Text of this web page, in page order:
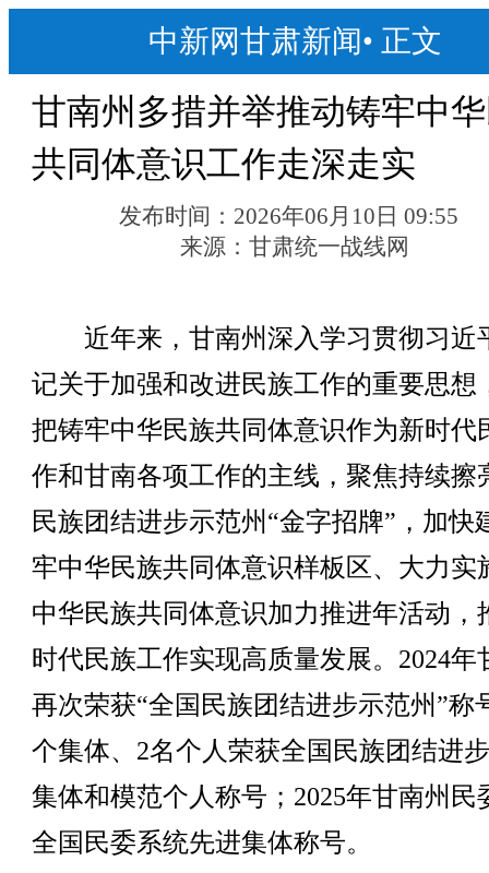
中新网甘肃新闻• 正文
甘南州多措并举推动铸牢中
共同体意识工作走深走实
发布时间： 2026年06月10日 09:55
来源： 甘肃统一战线网
近年来，甘南州深入学习贯彻习近
记关于加强和改进民族工作的重要思想
把铸牢中华民族共同体意识作为新时代
作和甘南各项工作的主线，聚焦持续擦
民族团结进步示范州“金字招牌”，加快
牢中华民族共同体意识样板区、大力实
中华民族共同体意识加力推进年活动，
时代民族工作实现高质量发展。2024年
再次荣获“全国民族团结进步示范州”称
个集体、2名个人荣获全国民族团结进
集体和模范个人称号；2025年甘南州民
全国民委系统先进集体称号。